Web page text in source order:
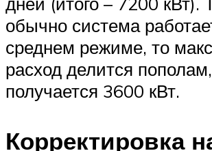
обычно система
среднем режиме, то
расход делится
получается 3600 кВт.
Корректировка